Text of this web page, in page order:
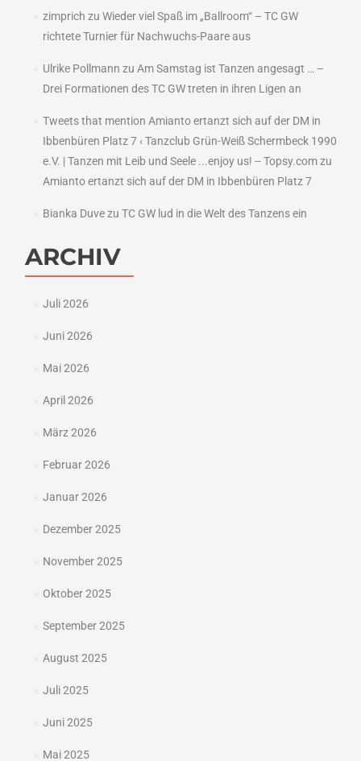
zimprich zu Wieder viel Spaß im „Ballroom“ – TC GW
richtete Turnier für Nachwuchs-Paare aus
Ulrike Pollmann zu Am Samstag ist Tanzen angesagt … –
Drei Formationen des TC GW treten in ihren Ligen an
Tweets that mention Amianto ertanzt sich auf der DM in
Ibbenbüren Platz 7 ‹ Tanzclub Grün-Weiß Schermbeck 1990
e.V. | Tanzen mit Leib und Seele ...enjoy us! -- Topsy.comzu
Amianto ertanzt sich auf der DM in Ibbenbüren Platz 7
Bianka Duvezu TC GW lud in die Welt des Tanzens ein
ARCHIV
Juli 2026
Juni 2026
Mai 2026
April 2026
März 2026
Februar 2026
Januar 2026
Dezember 2025
November 2025
Oktober 2025
September 2025
August 2025
Juli 2025
Juni 2025
Mai 2025